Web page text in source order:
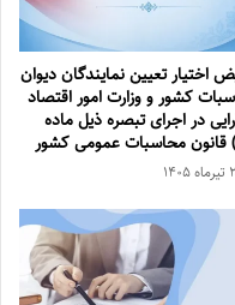
اختیار تعیین نمایندگان دیوان
کشور و وزارت امور اقتصاد
در اجرای تبصره ذیل ماده